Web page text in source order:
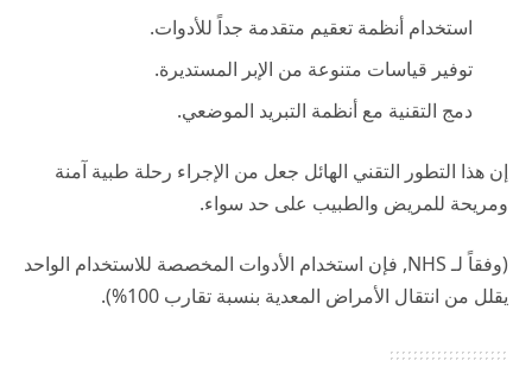
استخدام أنظمة تعقيم متقدمة جداً للأدوات.
توفير قياسات متنوعة من الإبر المستديرة.
دمج التقنية مع أنظمة التبريد الموضعي.
إن هذا التطور التقني الهائل جعل من الإجراء رحلة طبية آمنة
ومريحة للمريض والطبيب على حد سواء.
(وفقاً لـNHS, فإن استخدام الأدوات المخصصة للاستخدام الواحد
يقلل من انتقال الأمراض المعدية بنسبة تقارب 100%).